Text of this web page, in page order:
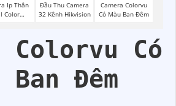
Ip Thân
Color
Đầu Thu Camera
32 Kênh Hikvision
Camera Colorvu
Có Màu Ban Đêm
Colorvu Có
Ban Đêm